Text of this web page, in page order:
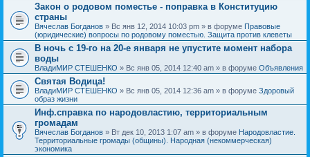
Закон о родовом поместье - поправка в Конституцию
страны
Вячеслав Богданов » Вс янв 12, 2014 10:03 pm » в форуме Правовые
(юридические) вопросы по родовому поместью. Защита против клеветы
В ночь с 19-го на 20-е января не упустите момент набора
воды
ВладиМИР СТЕШЕНКО » Вс янв 05, 2014 12:40 am » в форуме Объявления
Святая Водица!
ВладиМИР СТЕШЕНКО » Вс янв 05, 2014 12:36 am » в форуме Здоровый
образ жизни
Инф.справка по народовластию, территориальным
громадам
Вячеслав Богданов » Вт дек 10, 2013 1:07 am » в форуме Народовластие.
Территориальные громады (общины). Народная (некоммерческая)
экономика